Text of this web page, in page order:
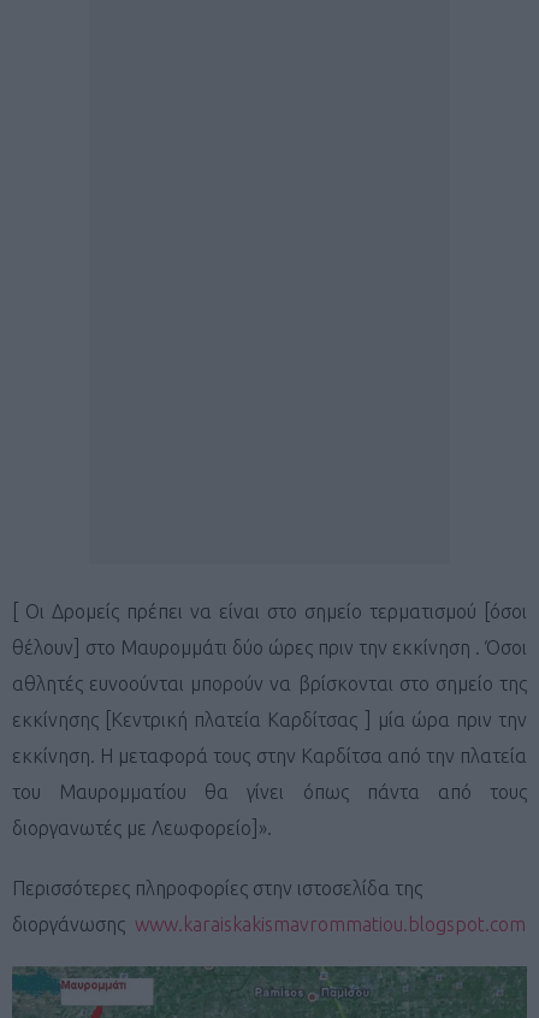
[ Οι Δρομείς πρέπει να είναι στο σημείο τερματισμού [όσοι
θέλουν] στο Μαυρομμάτι δύο ώρες πριν την εκκίνηση . Όσοι
αθλητές ευνοούνται μπορούν να βρίσκονται στο σημείο της
εκκίνησης [Κεντρική πλατεία Καρδίτσας ] μία ώρα πριν την
εκκίνηση. Η μεταφορά τους στην Καρδίτσα από την πλατεία
του Μαυρομματίου θα γίνει όπως πάντα από τους
διοργανωτές με Λεωφορείο]».
Περισσότερες πληροφορίες στην ιστοσελίδα της
διοργάνωσης www. karaiskakismavrommatiou. blogspot.com